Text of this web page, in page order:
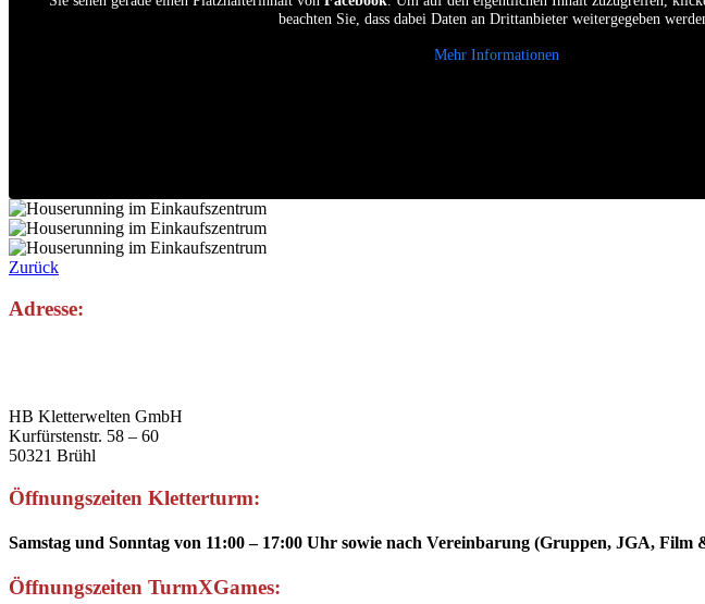
beachten Sie, dass dabei Daten an Drittanbieter weitergegeben
Mehr Informationen
Zurück
Adresse:
HB Kletterwelten GmbH
Kurfürstenstr. 58 – 60
50321 Brühl
Öffnungszeiten Kletterturm:
Samstag und Sonntag von 11:00 – 17:00 Uhr sowie nach Vereinbarung (Gruppen, JGA,
Öffnungszeiten TurmXGames: